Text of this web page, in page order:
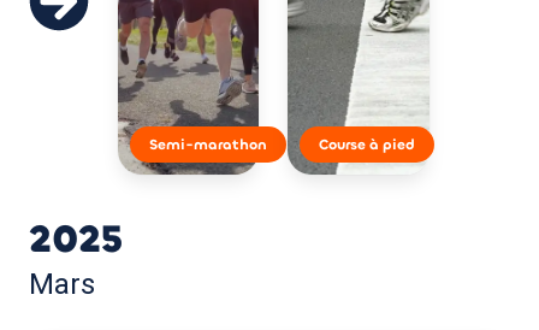
Semi-marathon Course à pied
2025
Mars